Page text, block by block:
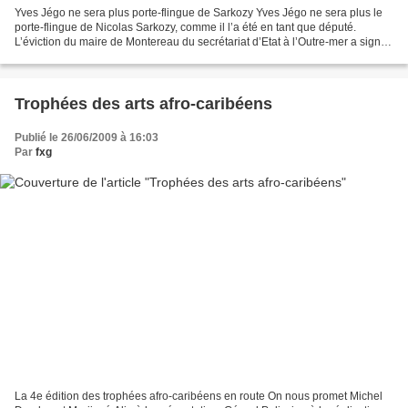
Yves Jégo ne sera plus porte-flingue de Sarkozy Yves Jégo ne sera plus le
porte-flingue de Nicolas Sarkozy, comme il l’a été en tant que député.
L’éviction du maire de Montereau du secrétariat d’Etat à l’Outre-mer a signé
Trophées des arts afro-caribéens
Publié le 26/06/2009 à 16:03
Par fxg
La 4e édition des trophées afro-caribéens en route On nous promet Michel